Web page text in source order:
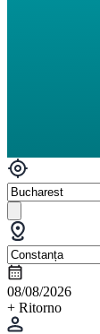
08/08/2026
+ Ritorno